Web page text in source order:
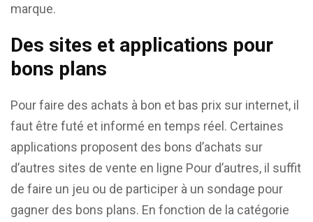
marque.
Des sites et applications pour
bons plans
Pour faire des achats à bon et bas prix sur internet, il
faut être futé et informé en temps réel. Certaines
applications proposent des bons d’achats sur
d’autres sites de vente en ligne Pour d’autres, il suffit
de faire un jeu ou de participer à un sondage pour
gagner des bons plans. En fonction de la catégorie